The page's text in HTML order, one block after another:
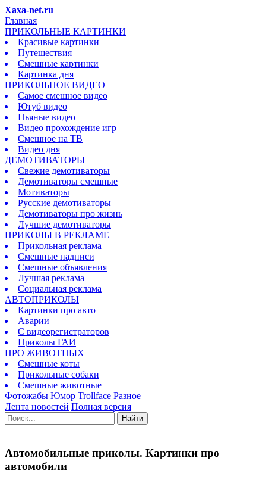
Xaxa-net.ru
Главная
ПРИКОЛЬНЫЕ КАРТИНКИ
Красивые картинки
Путешествия
Смешные картинки
Картинка дня
ПРИКОЛЬНОЕ ВИДЕО
Самое смешное видео
Ютуб видео
Пьяные видео
Видео прохождение игр
Смешное на ТВ
Видео дня
ДЕМОТИВАТОРЫ
Свежие демотиваторы
Демотиваторы смешные
Мотиваторы
Русские демотиваторы
Демотиваторы про жизнь
Лучшие демотиваторы
ПРИКОЛЫ В РЕКЛАМЕ
Прикольная реклама
Смешные надписи
Смешные объявления
Лучшая реклама
Социальная реклама
АВТОПРИКОЛЫ
Картинки про авто
Аварии
С видеорегистраторов
Приколы ГАИ
ПРО ЖИВОТНЫХ
Смешные коты
Прикольные собаки
Смешные животные
Фотожабы Юмор Trollface Разное
Лента новостей Полная версия
Найти
Автомобильные приколы. Картинки про
автомобили